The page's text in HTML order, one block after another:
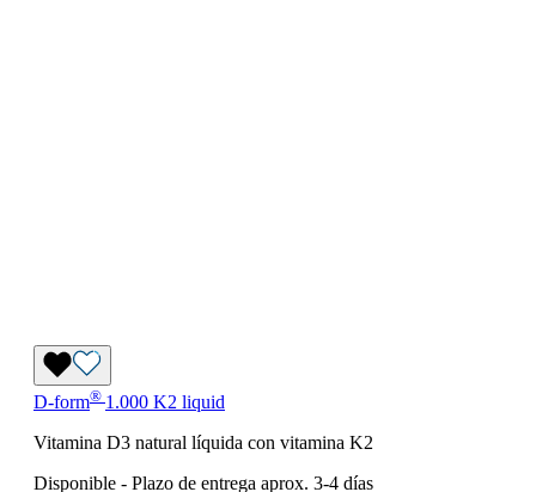
D-form® 1.000 K2 liquid
Vitamina D3 natural líquida con vitamina K2
Disponible - Plazo de entrega aprox. 3-4 días